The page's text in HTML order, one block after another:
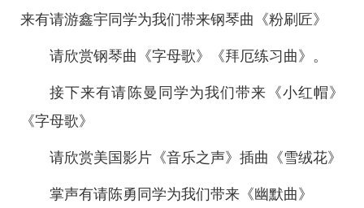
来有请游鑫宇同学为我们带来钢琴曲《粉刷匠》
请欣赏钢琴曲《字母歌》《拜厄练习曲》。
接下来有请陈曼同学为我们带来《小红帽》
《字母歌》
请欣赏美国影片《音乐之声》插曲《雪绒花》
掌声有请陈勇同学为我们带来《幽默曲》